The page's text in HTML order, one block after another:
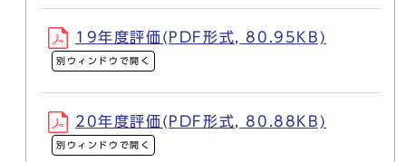
19年度評価(PDF形式, 80.95KB)
別ウィンドウで開く
20年度評価(PDF形式, 80.88KB)
別ウィンドウで開く